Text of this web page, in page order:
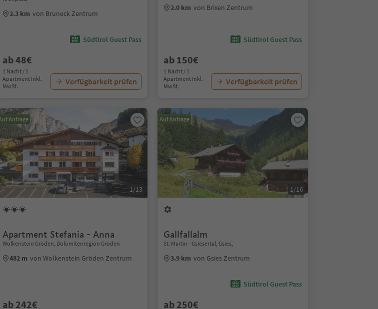
2.3 km von Bruneck Zentrum
Südtirol Guest Pass
ab 48€
1 Nacht / 1
Apartment Inkl.
MwSt.
Verfügbarkeit prüfen
2.0 km von Brixen Zentrum
Südtirol Guest Pass
ab 150€
1 Nacht / 1
Apartment Inkl.
MwSt.
Verfügbarkeit prüfen
Anfrage
1/13
Apartment Stefania - Anna
Wolkenstein Gröden, Dolomitenregion Gröden
482 m von Wolkenstein Gröden Zentrum
ab 242€
Auf Anfrage
1/16
Gallfallalm
St. Martin - Gsiesertal, Gsies,
3.9 km von Gsies Zentrum
Südtirol Guest Pass
ab 250€